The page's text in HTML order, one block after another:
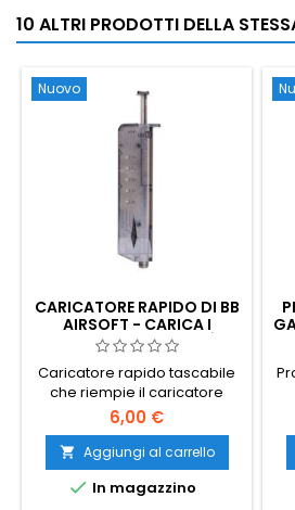
10 ALTRI PRODOTTI DELLA
Nuovo
CARICATORE RAPIDO DI BB
AIRSOFT - CARICA I
CARICATORI 100× PIÙ
VELOCEMENTE
Caricatore rapido tascabile
che riempie il caricatore
airsoft in pochi secondi: non è
più necessario spingere i BB
uno per uno. Contiene ~100
colpi, funziona con qualsiasi
BB da 6 mm e con qualsiasi
6,00 €
 Aggiungi al carrello
 In magazzino
-